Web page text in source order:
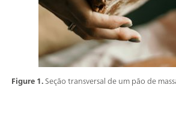
Figure 1.Seção transversal de um pão de